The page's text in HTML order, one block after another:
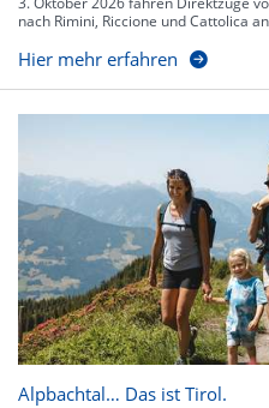
nach Rimini, Riccione und Cattolica
Hier mehr erfahren
Alpbachtal… Das ist Tirol.